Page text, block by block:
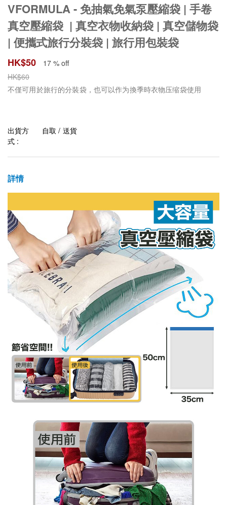
VFORMULA - 免抽氣免氣泵壓縮袋 | 手卷
真空壓縮袋 | 真空衣物收納袋 | 真空儲物袋
| 便攜式旅行分裝袋 | 旅行用包裝袋
HK$50
17 % off
HK$60
不僅可用於旅行的分裝袋，也可以作为換季時衣物压缩袋使用
出貨方
式 :
自取 / 送貨
詳情